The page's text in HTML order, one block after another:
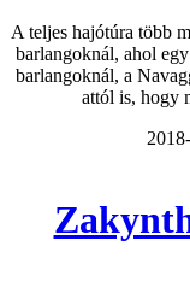
A teljes hajótúra több
barlangoknál, ahol
barlangoknál, a
attól is, hogy